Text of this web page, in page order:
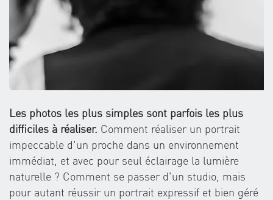
Les photos les plus simples sont parfois les plus
difficiles à réaliser. Comment réaliser un portrait
impeccable d'un proche dans un environnement
immédiat, et avec pour seul éclairage la lumière
naturelle ? Comment se passer d'un studio, mais
pour autant réussir un portrait expressif et bien géré